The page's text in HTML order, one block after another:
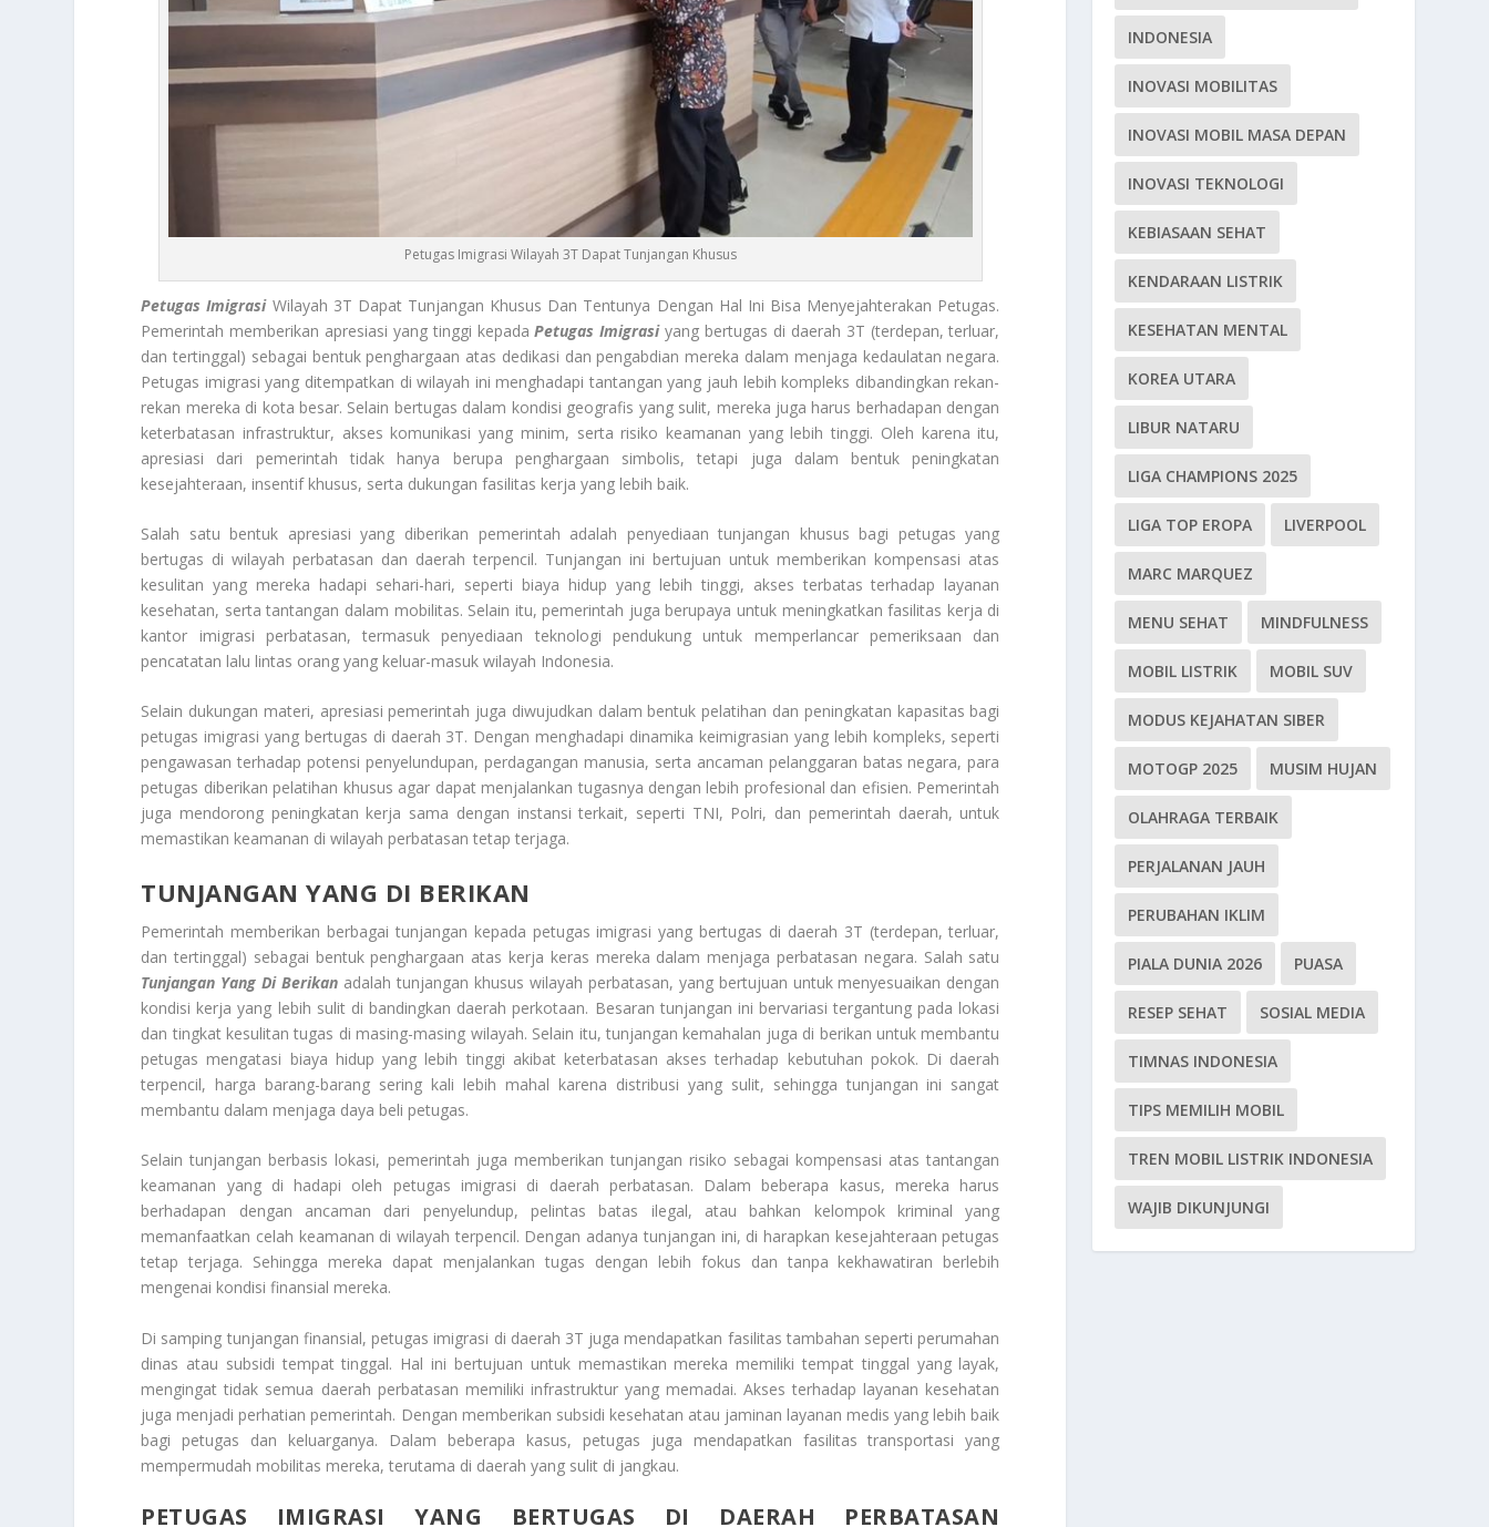
Petugas Imigrasi Wilayah 3T Dapat Tunjangan Khusus
Petugas ImigrasiWilayah 3T Dapat Tunjangan Khusus Dan Tentunya Dengan Hal Ini Bisa Menyejahterakan Petugas.
Pemerintah memberikan apresiasi yang tinggi kepadaPetugas Imigrasiyang bertugas di daerah 3T (terdepan, terluar,
dan tertinggal) sebagai bentuk penghargaan atas dedikasi dan pengabdian mereka dalam menjaga kedaulatan negara.
Petugas imigrasi yang ditempatkan di wilayah ini menghadapi tantangan yang jauh lebih kompleks dibandingkan rekan-
rekan mereka di kota besar. Selain bertugas dalam kondisi geografis yang sulit, mereka juga harus berhadapan dengan
keterbatasan infrastruktur, akses komunikasi yang minim, serta risiko keamanan yang lebih tinggi. Oleh karena itu,
apresiasi dari pemerintah tidak hanya berupa penghargaan simbolis, tetapi juga dalam bentuk peningkatan
kesejahteraan, insentif khusus, serta dukungan fasilitas kerja yang lebih baik.
Salah satu bentuk apresiasi yang diberikan pemerintah adalah penyediaan tunjangan khusus bagi petugas yang
bertugas di wilayah perbatasan dan daerah terpencil. Tunjangan ini bertujuan untuk memberikan kompensasi atas
kesulitan yang mereka hadapi sehari-hari, seperti biaya hidup yang lebih tinggi, akses terbatas terhadap layanan
kesehatan, serta tantangan dalam mobilitas. Selain itu, pemerintah juga berupaya untuk meningkatkan fasilitas kerja di
kantor imigrasi perbatasan, termasuk penyediaan teknologi pendukung untuk memperlancar pemeriksaan dan
pencatatan lalu lintas orang yang keluar-masuk wilayah Indonesia.
Selain dukungan materi, apresiasi pemerintah juga diwujudkan dalam bentuk pelatihan dan peningkatan kapasitas bagi
petugas imigrasi yang bertugas di daerah 3T. Dengan menghadapi dinamika keimigrasian yang lebih kompleks, seperti
pengawasan terhadap potensi penyelundupan, perdagangan manusia, serta ancaman pelanggaran batas negara, para
petugas diberikan pelatihan khusus agar dapat menjalankan tugasnya dengan lebih profesional dan efisien. Pemerintah
juga mendorong peningkatan kerja sama dengan instansi terkait, seperti TNI, Polri, dan pemerintah daerah, untuk
memastikan keamanan di wilayah perbatasan tetap terjaga.
TUNJANGAN YANG DI BERIKAN
Pemerintah memberikan berbagai tunjangan kepada petugas imigrasi yang bertugas di daerah 3T (terdepan, terluar,
dan tertinggal) sebagai bentuk penghargaan atas kerja keras mereka dalam menjaga perbatasan negara. Salah satu
Tunjangan Yang Di Berikan adalah tunjangan khusus wilayah perbatasan, yang bertujuan untuk menyesuaikan dengan
kondisi kerja yang lebih sulit di bandingkan daerah perkotaan. Besaran tunjangan ini bervariasi tergantung pada lokasi
dan tingkat kesulitan tugas di masing-masing wilayah. Selain itu, tunjangan kemahalan juga di berikan untuk membantu
petugas mengatasi biaya hidup yang lebih tinggi akibat keterbatasan akses terhadap kebutuhan pokok. Di daerah
terpencil, harga barang-barang sering kali lebih mahal karena distribusi yang sulit, sehingga tunjangan ini sangat
membantu dalam menjaga daya beli petugas.
Selain tunjangan berbasis lokasi, pemerintah juga memberikan tunjangan risiko sebagai kompensasi atas tantangan
keamanan yang di hadapi oleh petugas imigrasi di daerah perbatasan. Dalam beberapa kasus, mereka harus
berhadapan dengan ancaman dari penyelundup, pelintas batas ilegal, atau bahkan kelompok kriminal yang
memanfaatkan celah keamanan di wilayah terpencil. Dengan adanya tunjangan ini, di harapkan kesejahteraan petugas
tetap terjaga. Sehingga mereka dapat menjalankan tugas dengan lebih fokus dan tanpa kekhawatiran berlebih
mengenai kondisi finansial mereka.
Di samping tunjangan finansial, petugas imigrasi di daerah 3T juga mendapatkan fasilitas tambahan seperti perumahan
dinas atau subsidi tempat tinggal. Hal ini bertujuan untuk memastikan mereka memiliki tempat tinggal yang layak,
mengingat tidak semua daerah perbatasan memiliki infrastruktur yang memadai. Akses terhadap layanan kesehatan
juga menjadi perhatian pemerintah. Dengan memberikan subsidi kesehatan atau jaminan layanan medis yang lebih baik
bagi petugas dan keluarganya. Dalam beberapa kasus, petugas juga mendapatkan fasilitas transportasi yang
mempermudah mobilitas mereka, terutama di daerah yang sulit di jangkau.
PETUGAS IMIGRASI YANG BERTUGAS DI DAERAH PERBATASAN
INDONESIA
INOVASI MOBILITAS
INOVASI MOBIL MASA DEPAN
INOVASI TEKNOLOGI
KEBIASAAN SEHAT
KENDARAAN LISTRIK
KESEHATAN MENTAL
KOREA UTARA
LIBUR NATARU
LIGA CHAMPIONS 2025
LIGA TOP EROPA LIVERPOOL
MARC MARQUEZ
MENU SEHAT MINDFULNESS
MOBIL LISTRIK MOBIL SUV
MODUS KEJAHATAN SIBER
MOTOGP 2025 MUSIM HUJAN
OLAHRAGA TERBAIK
PERJALANAN JAUH
PERUBAHAN IKLIM
PIALA DUNIA 2026 PUASA
RESEP SEHAT SOSIAL MEDIA
TIMNAS INDONESIA
TIPS MEMILIH MOBIL
TREN MOBIL LISTRIK INDONESIA
WAJIB DIKUNJUNGI